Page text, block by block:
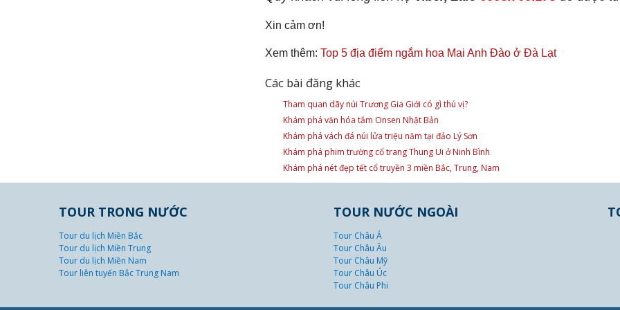
Xin cảm ơn!
Xem thêm: Top 5 địa điểm ngắm hoa Mai Anh Đào ở Đà Lạt
Các bài đăng khác
Tham quan dãy núi Trương Gia Giới có gì thú vị?
Khám phá văn hóa tắm Onsen Nhật Bản
Khám phá vách đá núi lửa triệu năm tại đảo Lý Sơn
Khám phá phim trường cổ trang Thung Ui ở Ninh Bình
Khám phá nét đẹp tết cổ truyền 3 miền Bắc, Trung, Nam
TOUR TRONG NƯỚC
Tour du lịch Miền Bắc
Tour du lịch Miền Trung
Tour du lịch Miền Nam
Tour liên tuyến Bắc Trung Nam
TOUR NƯỚC NGOÀI
Tour Châu Á
Tour Châu Âu
Tour Châu Mỹ
Tour Châu Úc
Tour Châu Phi